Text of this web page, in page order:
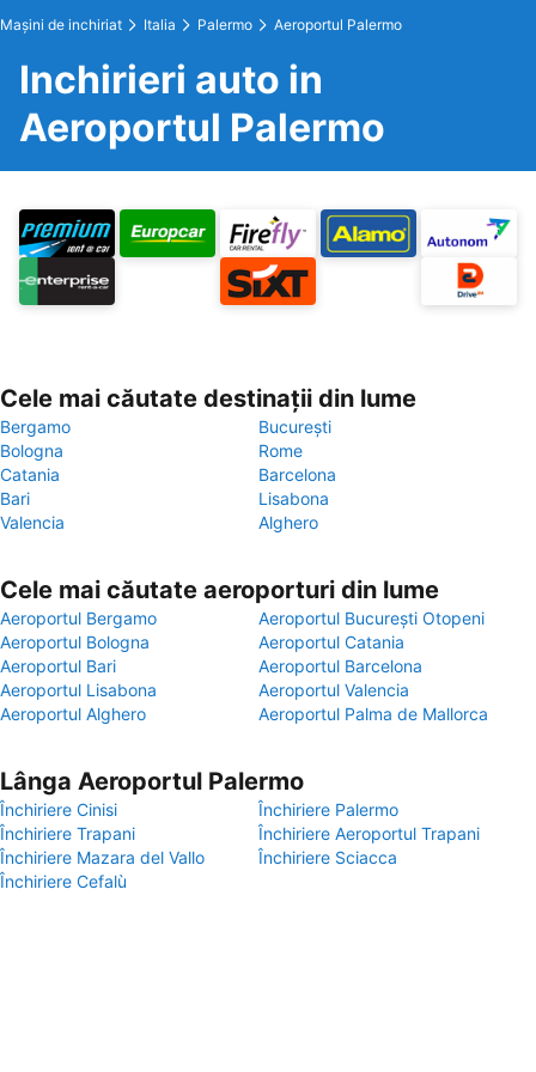
Maşini de inchiriat Italia Palermo Aeroportul Palermo
Inchirieri auto in
Aeroportul Palermo
Cele mai căutate destinații din lume
Bergamo
București
Bologna
Rome
Catania
Barcelona
Bari
Lisabona
Valencia
Alghero
Cele mai căutate aeroporturi din lume
Aeroportul Bergamo
Aeroportul București Otopeni
Aeroportul Bologna
Aeroportul Catania
Aeroportul Bari
Aeroportul Barcelona
Aeroportul Lisabona
Aeroportul Valencia
Aeroportul Alghero
Aeroportul Palma de Mallorca
Lânga Aeroportul Palermo
Închiriere Cinisi
Închiriere Palermo
Închiriere Trapani
Închiriere Aeroportul Trapani
Închiriere Mazara del Vallo
Închiriere Sciacca
Închiriere Cefalù